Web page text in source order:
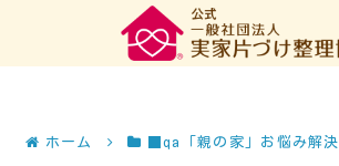
ホーム ■qa「親の家」お悩み解決